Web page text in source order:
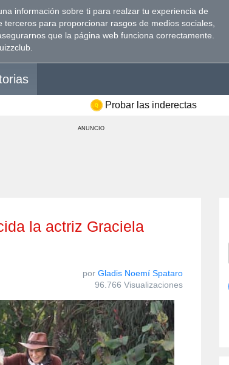
información sobre ti para realzar tu experiencia de
para proporcionar rasgos de medios sociales,
que la página web funciona correctamente.
Probar las inderectas
ANUNCIO
por Gladis Noemí Spataro
96.766 Visualizaciones